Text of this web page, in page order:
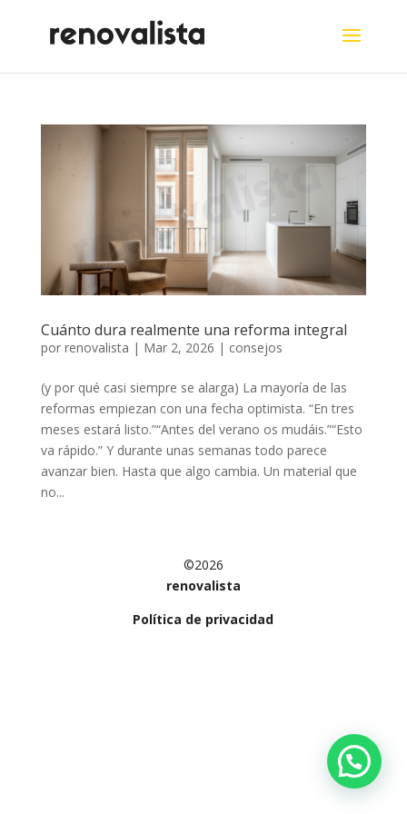
Cuánto dura realmente una reforma integral
por renovalista | Mar 2, 2026 | consejos
(y por qué casi siempre se alarga) La mayoría de las
reformas empiezan con una fecha optimista. “En tres
meses estará listo.”“Antes del verano os mudáis.”“Esto
va rápido.” Y durante unas semanas todo parece
avanzar bien. Hasta que algo cambia. Un material que
no...
©2026
renovalista
Política de privacidad